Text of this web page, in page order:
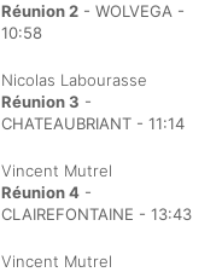
Réunion 2 - WOLVEGA -
10:58
Nicolas Labourasse
Réunion 3 -
CHATEAUBRIANT - 11:14
Vincent Mutrel
Réunion 4 -
CLAIREFONTAINE - 13:43
Vincent Mutrel